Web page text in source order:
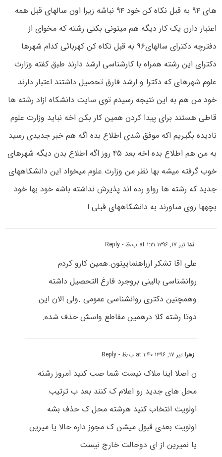
های ۹۴ به قبل نکاه کن خود ۹۴ نباشه زیرا اون سالهای قبل همه
اعتبار دارن یک کار دیگه هم میتونى بکنى رشته که مخوای از
دفترچه دکترای سالهاى۹۶ به قبل نکاه کن کهربائی کدام شهرها
دکترای این رشته همراه با کارشناسی ارشد دارند طبق کفته وزارت
علوم شهرهاى که دکترا و ارشد فارق تحصیل داشتند اعتبار دارند
خود من هم به این نتیجه رسیدم توى سایت دانشکاه ازاد رشته ها
قاطى هستند برای پیدا کردن همین کار بکن اخه نباید وزارت علوم
نادیده بگیریم اکه موفق شدى اطلاع بده اگه هم خبر جدیدى رسید
به من هم اطلاع بده اخه بعد ۴۵ روز اگه اطلاع بدن دیگه شهرهای
خوب گرفته میشه بها نظر من وزارت علوم میخواد این دانشکاههای
جدید که رشته ها رواو رده اند پذیرش نداشته باشه خود بها خود
بچهها روى مىاورند به دانشکاههای قبلى ا
نداتیر ۱۷, ۱۳۹۶ at ۱:۲۱ ب٫ظ - Reply
علی اقا تشکر ازراهنماییتون.همین کارو کردم
روانشناسی بالینی بروجرد فارغ التحصیل داشته
وهمچنین دکتری روانشناسی عمومی .ولی الان این
دوتا رشته کلا درهمین مقاطع واسش حذف شده.
زهراتیر ۱۷, ۱۳۹۶ at ۱:۴۰ ب٫ظ - Reply
ن اصلا اینا ملاک نیست شما صب کنید امروز رشته
محل های جدید رو اعلام ک کنند بعد ب ترتیب
اولویت انتخاب کنید هرشته محل ک حذف بشه
اولویت بعدی قبول میشن ک مجوز داره حالا یا میرین
یا نمیرین از ای دوحالت خارج نیست